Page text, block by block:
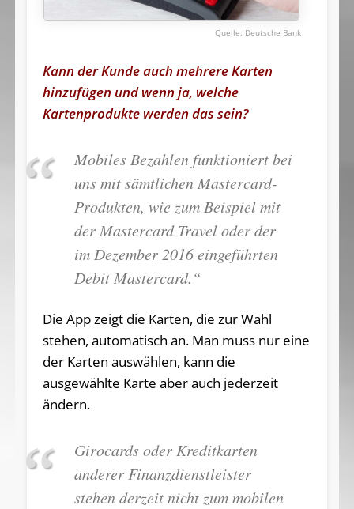
Deutsche Bank
Kann der Kunde auch mehrere Karten
hinzufügen und wenn ja, welche
Kartenprodukte werden das sein?
Mobiles Bezahlen funktioniert bei
uns mit sämtlichen Mastercard-
Produkten, wie zum Beispiel mit
der Mastercard Travel oder der
im Dezember 2016 eingeführten
Debit Mastercard.“
Die App zeigt die Karten, die zur Wahl
stehen, automatisch an. Man muss nur eine
der Karten auswählen, kann die
ausgewählte Karte aber auch jederzeit
ändern.
Girocards oder Kreditkarten
anderer Finanzdienstleister
stehen derzeit nicht zum mobilen